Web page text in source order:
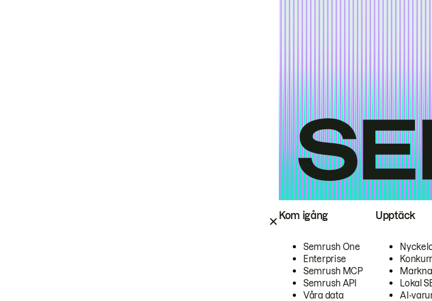
Kom igång
Semrush One
Enterprise
Semrush MCP
Semrush API
Våra data
Upptäck
Lokal
AI-